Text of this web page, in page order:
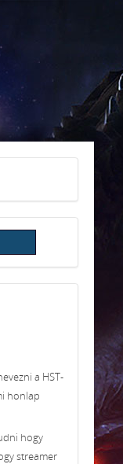
a HST-
honlap
hogy
streamer